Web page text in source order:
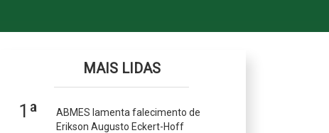
MAIS LIDAS
1ª
ABMES lamenta falecimento de
Erikson Augusto Eckert-Hoff